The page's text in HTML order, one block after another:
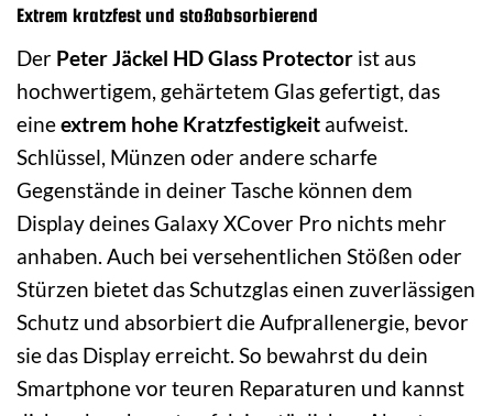
Extrem kratzfest und stoßabsorbierend
Der Peter Jäckel HD Glass Protector ist aus
hochwertigem, gehärtetem Glas gefertigt, das
eineextrem hohe Kratzfestigkeit aufweist.
Schlüssel, Münzen oder andere scharfe
Gegenstände in deiner Tasche können dem
Display deines Galaxy XCover Pro nichts mehr
anhaben. Auch bei versehentlichen Stößen oder
Stürzen bietet das Schutzglas einen zuverlässigen
Schutz und absorbiert die Aufprallenergie, bevor
sie das Display erreicht. So bewahrst du dein
Smartphone vor teuren Reparaturen und kannst